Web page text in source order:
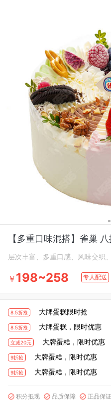
【多重口味混搭】雀巢
层次丰富、多重口感、风味交织
￥ 198~258 专人配送
8.5折抢 大牌蛋糕限时抢
8.5折抢 大牌蛋糕，限时优惠
立减20元 大牌蛋糕，限时优惠
9折抢 大牌蛋糕，限时优惠
9折抢 大牌蛋糕，限时优惠
 积分抵现  品质保障  正品保证